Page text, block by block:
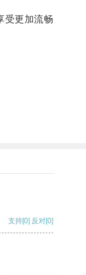
受更加流畅
支持[0] 反对[0]